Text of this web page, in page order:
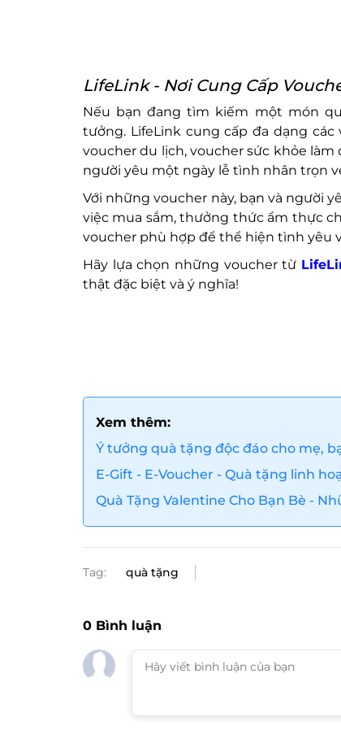
LifeLink - Nơi Cung Cấp
Nếu bạn đang tìm kiếm một món
tưởng. LifeLink cung cấp đa dạng
voucher du lịch, voucher sức khỏe
người yêu một ngày lễ tình nhân trọn
Với những voucher này, bạn và người
việc mua sắm, thưởng thức ẩm thực
voucher phù hợp để thể hiện tình yêu
Hãy lựa chọn những voucher từ
thật đặc biệt và ý nghĩa!
Xem thêm:
Ý tưởng quà tặng độc đáo cho mẹ,
E-Gift - E-Voucher - Quà tặng linh
Quà Tặng Valentine Cho Bạn Bè -
Tag: quà tặng
0 Bình luận